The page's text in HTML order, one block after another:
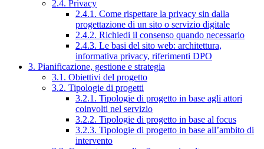
2.4. Privacy
2.4.1. Come rispettare la privacy sin dalla
progettazione di un sito o servizio digitale
2.4.2. Richiedi il consenso quando necessario
2.4.3. Le basi del sito web: architettura,
informativa privacy, riferimenti DPO
3. Pianificazione, gestione e strategia
3.1. Obiettivi del progetto
3.2. Tipologie di progetti
3.2.1. Tipologie di progetto in base agli attori
coinvolti nel servizio
3.2.2. Tipologie di progetto in base al focus
3.2.3. Tipologie di progetto in base all’ambito di
intervento